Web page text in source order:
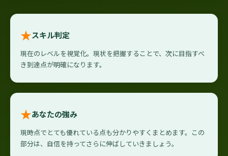
★スキル判定
現在のレベルを視覚化。現状を把握することで、次に目指すべ
き到達点が明確になります。
★あなたの強み
現時点でとても優れている点も分かりやすくまとめます。この
部分は、自信を持ってさらに伸ばしていきましょう。